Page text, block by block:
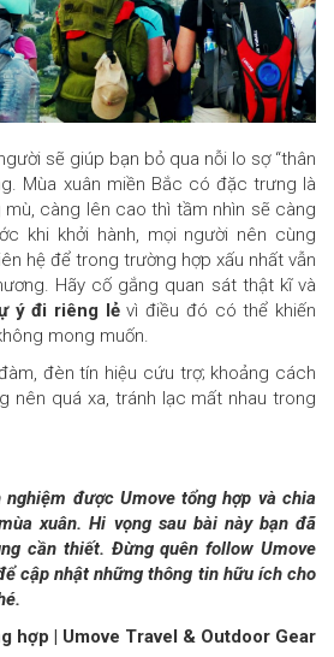
sẽ giúp bạn bỏ qua nỗi lo sợ “thân
Mùa xuân miền Bắc có đặc trưng là
càng lên cao thì tầm nhìn sẽ càng
khi khởi hành, mọi người nên cùng
hệ để trong trường hợp xấu nhất vẫn
Hãy cố gắng quan sát thật kĩ và
ý đi riêng lẻvì điều đó có thể khiến
mong muốn.
đèn tín hiệu cứu trợ; khoảng cách
nên quá xa, tránh lạc mất nhau trong
được Umove tổng hợp và chia
xuân. Hi vọng sau bài này bạn đã
cần thiết. Đừng quên follow Umove
cập nhật những thông tin hữu ích cho
hợp | Umove Travel & Outdoor Gear